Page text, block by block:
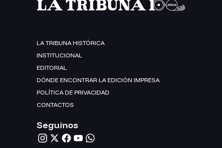
LA TRIBUNA HISTÓRICA
INSTITUCIONAL
EDITORIAL
DÓNDE ENCONTRAR LA EDICIÓN IMPRESA
POLÍTICA DE PRIVACIDAD
CONTACTOS
Seguinos